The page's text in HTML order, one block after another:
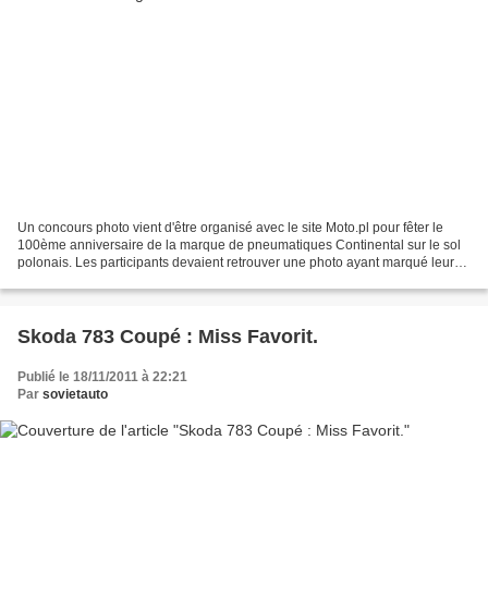
Un concours photo vient d'être organisé avec le site Moto.pl pour fêter le
100ème anniversaire de la marque de pneumatiques Continental sur le sol
polonais. Les participants devaient retrouver une photo ayant marqué leur
Skoda 783 Coupé : Miss Favorit.
Publié le 18/11/2011 à 22:21
Par sovietauto